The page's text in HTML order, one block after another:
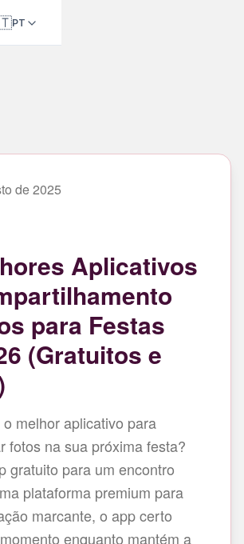
PT
de 2025
Aplicativos
para Festas
(Gratuitos e
melhor aplicativo para
fotos na sua próxima festa?
gratuito para um encontro
plataforma premium para
marcante, o app certo
enquanto mantém a